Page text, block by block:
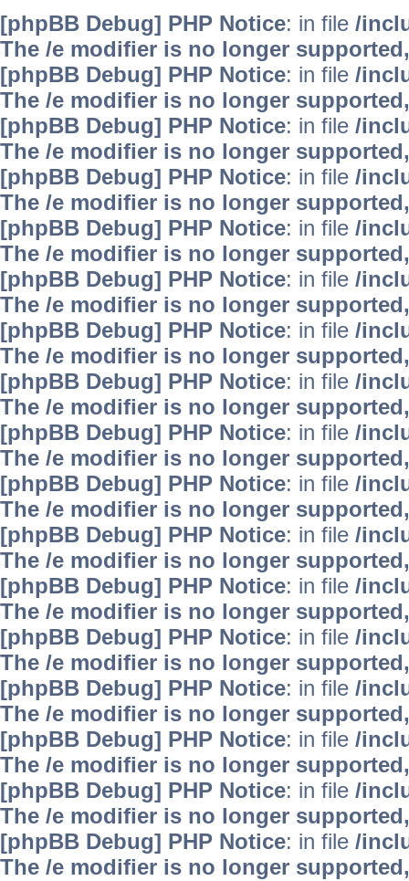
[phpBB Debug] PHP Notice: in file /
The /e modifier is no longer
[phpBB Debug] PHP Notice: in file /
The /e modifier is no longer
[phpBB Debug] PHP Notice: in file /
The /e modifier is no longer
[phpBB Debug] PHP Notice: in file /
The /e modifier is no longer
[phpBB Debug] PHP Notice: in file /
The /e modifier is no longer
[phpBB Debug] PHP Notice: in file /
The /e modifier is no longer
[phpBB Debug] PHP Notice: in file /
The /e modifier is no longer
[phpBB Debug] PHP Notice: in file /
The /e modifier is no longer
[phpBB Debug] PHP Notice: in file /
The /e modifier is no longer
[phpBB Debug] PHP Notice: in file /
The /e modifier is no longer
[phpBB Debug] PHP Notice: in file /
The /e modifier is no longer
[phpBB Debug] PHP Notice: in file /
The /e modifier is no longer
[phpBB Debug] PHP Notice: in file /
The /e modifier is no longer
[phpBB Debug] PHP Notice: in file /
The /e modifier is no longer
[phpBB Debug] PHP Notice: in file /
The /e modifier is no longer
[phpBB Debug] PHP Notice: in file /
The /e modifier is no longer
[phpBB Debug] PHP Notice: in file /
The /e modifier is no longer